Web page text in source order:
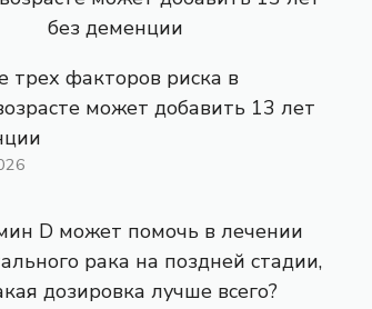
трех факторов риска в
может добавить 13 лет